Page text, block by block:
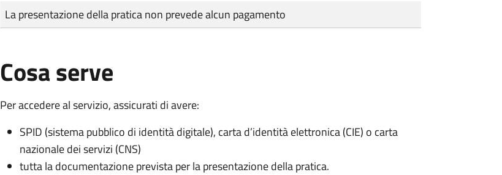
Tipo di pagamento
Importo
La presentazione della pratica non prevede alcun pagamento
Cosa serve
Per accedere al servizio, assicurati di avere:
SPID (sistema pubblico di identità digitale), carta d’identità elettronica (CIE) o carta
nazionale dei servizi (CNS)
tutta la documentazione prevista per la presentazione della pratica.